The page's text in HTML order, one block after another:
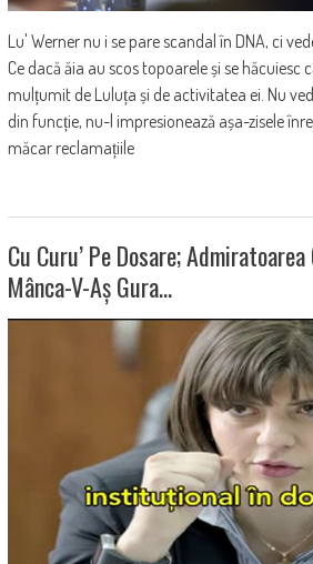
Lu' Werner nu i se pare scandal în DNA, ci
Ce dacă ăia au scos topoarele și se hăcuiesc
mulțumit de Luluța și de activitatea ei. Nu
din funcție, nu-l impresionează așa-zisele
măcar reclamațiile
Cu Curu’ Pe Dosare;
Mânca-V-Aș Gura…